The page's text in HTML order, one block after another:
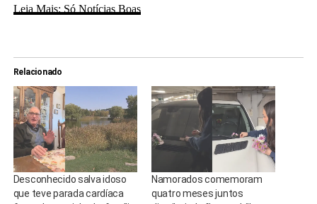
Leia Mais: Só Notícias Boas
Relacionado
Desconhecido salva idoso
que teve parada cardíaca
Namorados comemoram
quatro meses juntos